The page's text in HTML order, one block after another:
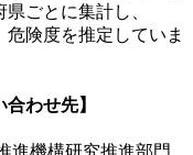
ごとに集計し、
険度を推定していま
わせ先】
進機構研究推進部門